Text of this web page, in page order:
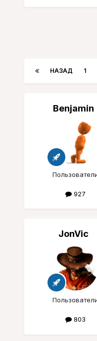
НАЗАД 1
Benjamin
927
JonVic
803